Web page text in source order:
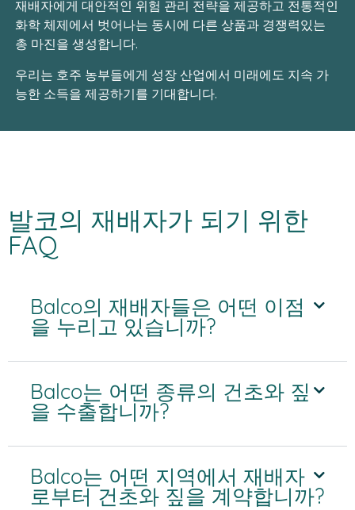
재배자에게 대안적인 위험 관리 전략을 제공하고 전통적인
화학 체제에서 벗어나는 동시에 다른 상품과 경쟁력있는
총 마진을 생성합니다.
우리는 호주 농부들에게 성장 산업에서 미래에도 지속 가
능한 소득을 제공하기를 기대합니다.
발코의 재배자가 되기 위한
FAQ
Balco의 재배자들은 어떤 이점
을 누리고 있습니까?
Balco는 어떤 종류의 건초와 짚
을 수출합니까?
Balco는 어떤 지역에서 재배자
로부터 건초와 짚을 계약합니까?